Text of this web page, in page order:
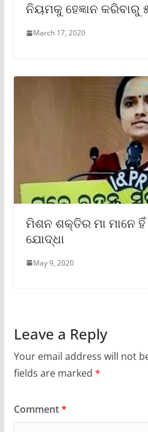
ନିୟମକୁ ହେଜ୍ଞାନ କରିବାରୁ
March 17, 2020
ମିଶନ ଶକ୍ତିର ମା ମାନେ ହିଁ
ଯୋଦ୍ଧା
May 9, 2020
Leave a Reply
Your email address will not
fields are marked *
Comment*